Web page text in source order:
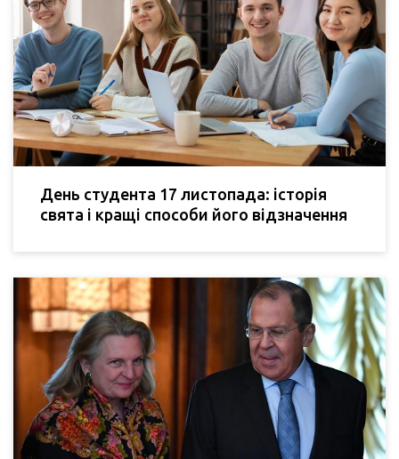
День студента 17 листопада: історія
свята і кращі способи його відзначення